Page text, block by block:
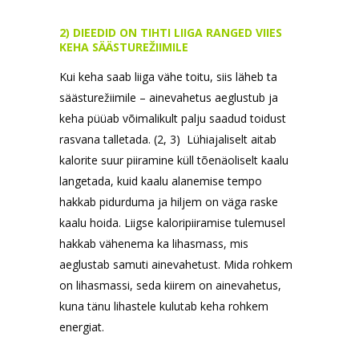
2) DIEEDID ON TIHTI LIIGA RANGED VIIES
KEHA SÄÄSTUREŽIIMILE
Kui keha saab liiga vähe toitu, siis läheb ta
säästurežiimile – ainevahetus aeglustub ja
keha püüab võimalikult palju saadud toidust
rasvana talletada. (2, 3) Lühiajaliselt aitab
kalorite suur piiramine küll tõenäoliselt kaalu
langetada, kuid kaalu alanemise tempo
hakkab pidurduma ja hiljem on väga raske
kaalu hoida. Liigse kaloripiiramise tulemusel
hakkab vähenema ka lihasmass, mis
aeglustab samuti ainevahetust. Mida rohkem
on lihasmassi, seda kiirem on ainevahetus,
kuna tänu lihastele kulutab keha rohkem
energiat.